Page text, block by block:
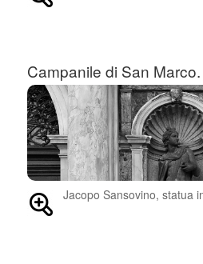
Campanile di San
Jacopo Sansovino, statua